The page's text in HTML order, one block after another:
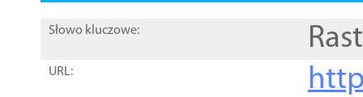
Słowo kluczowe:
URL: